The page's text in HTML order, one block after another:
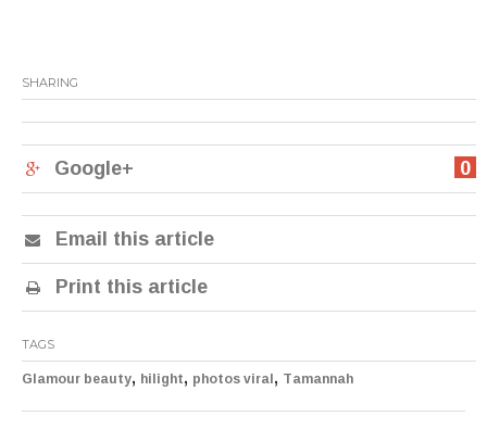
SHARING
0
Google+
Email this article
Print this article
TAGS
Glamour beauty, hilight, photos viral, Tamannah